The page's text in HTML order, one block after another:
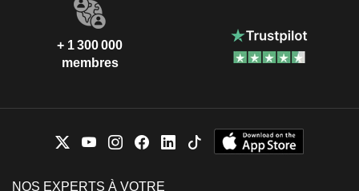
+ 1 300 000
membres
NOS EXPERTS À VOTRE